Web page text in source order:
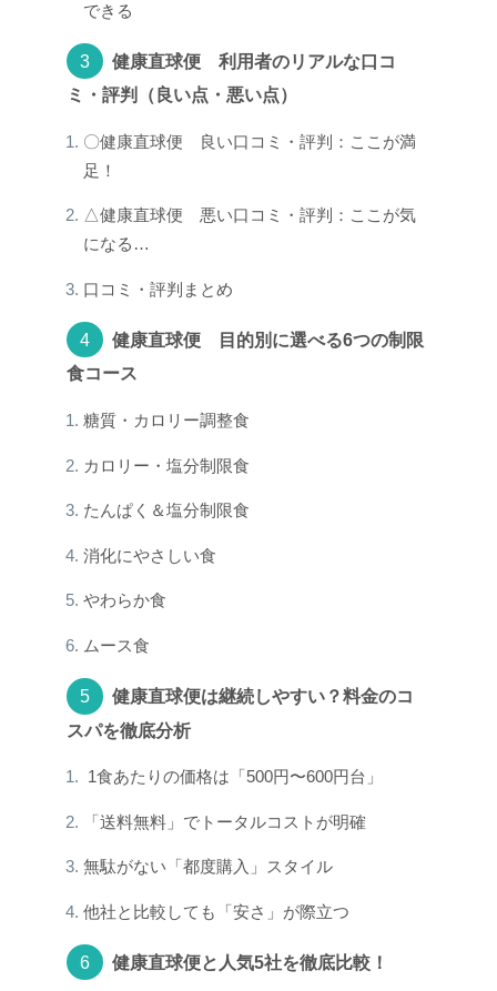
できる
健康直球便 利用者のリアルな口コ
ミ・評判（良い点・悪い点）
〇健康直球便 良い口コミ・評判：ここが満
足！
△健康直球便 悪い口コミ・評判：ここが気
になる…
口コミ・評判まとめ
健康直球便 目的別に選べる6つの制限
食コース
糖質・カロリー調整食
カロリー・塩分制限食
たんぱく＆塩分制限食
消化にやさしい食
やわらか食
ムース食
健康直球便は継続しやすい？料金のコ
スパを徹底分析
1食あたりの価格は「500円〜600円台」
「送料無料」でトータルコストが明確
無駄がない「都度購入」スタイル
他社と比較しても「安さ」が際立つ
健康直球便と人気5社を徹底比較！